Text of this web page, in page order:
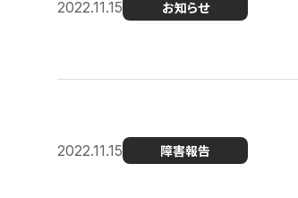
2022.11.15 お知らせ
2022.11.15 障害報告